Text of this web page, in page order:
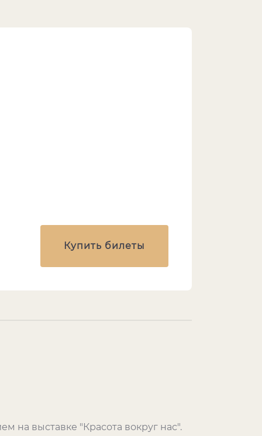
Купить билеты
на выставке "Красота вокруг нас".